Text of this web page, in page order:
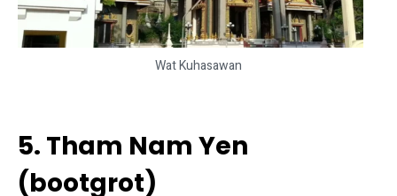
Wat Kuhasawan
5. Tham Nam Yen
(bootgrot)